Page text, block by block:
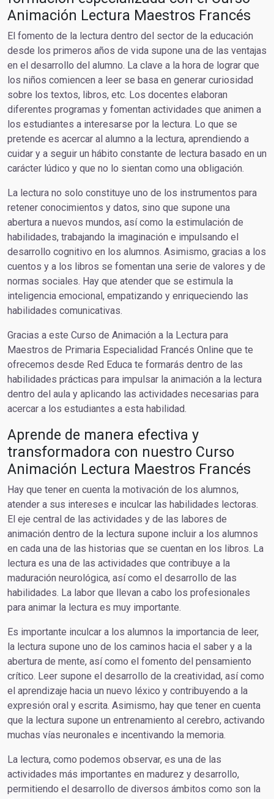
Animación Lectura Maestros Francés
El fomento de la lectura dentro del sector de la educación
desde los primeros años de vida supone una de las ventajas
en el desarrollo del alumno. La clave a la hora de lograr que
los niños comiencen a leer se basa en generar curiosidad
sobre los textos, libros, etc. Los docentes elaboran
diferentes programas y fomentan actividades que animen a
los estudiantes a interesarse por la lectura. Lo que se
pretende es acercar al alumno a la lectura, aprendiendo a
cuidar y a seguir un hábito constante de lectura basado en un
carácter lúdico y que no lo sientan como una obligación.
La lectura no solo constituye uno de los instrumentos para
retener conocimientos y datos, sino que supone una
abertura a nuevos mundos, así como la estimulación de
habilidades, trabajando la imaginación e impulsando el
desarrollo cognitivo en los alumnos. Asimismo, gracias a los
cuentos y a los libros se fomentan una serie de valores y de
normas sociales. Hay que atender que se estimula la
inteligencia emocional, empatizando y enriqueciendo las
habilidades comunicativas.
Gracias a este Curso de Animación a la Lectura para
Maestros de Primaria Especialidad Francés Online que te
ofrecemos desde Red Educa te formarás dentro de las
habilidades prácticas para impulsar la animación a la lectura
dentro del aula y aplicando las actividades necesarias para
acercar a los estudiantes a esta habilidad.
Aprende de manera efectiva y
transformadora con nuestro Curso
Animación Lectura Maestros Francés
Hay que tener en cuenta la motivación de los alumnos,
atender a sus intereses e inculcar las habilidades lectoras.
El eje central de las actividades y de las labores de
animación dentro de la lectura supone incluir a los alumnos
en cada una de las historias que se cuentan en los libros. La
lectura es una de las actividades que contribuye a la
maduración neurológica, así como el desarrollo de las
habilidades. La labor que llevan a cabo los profesionales
para animar la lectura es muy importante.
Es importante inculcar a los alumnos la importancia de leer,
la lectura supone uno de los caminos hacia el saber y a la
abertura de mente, así como el fomento del pensamiento
crítico. Leer supone el desarrollo de la creatividad, así como
el aprendizaje hacia un nuevo léxico y contribuyendo a la
expresión oral y escrita. Asimismo, hay que tener en cuenta
que la lectura supone un entrenamiento al cerebro, activando
muchas vías neuronales e incentivando la memoria.
La lectura, como podemos observar, es una de las
actividades más importantes en madurez y desarrollo,
permitiendo el desarrollo de diversos ámbitos como son la